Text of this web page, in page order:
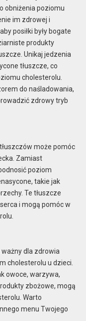
obniżenia poziomu
im zdrowej i
posiłki były bogate
produkty
Unikaj jedzenia
tłuszcze, co
cholesterolu.
do naśladowania,
zdrowy tryb
może pomóc
Zamiast
poziom
takie jak
Te tłuszcze
i mogą pomóc w
dla zdrowia
cholesterolu u dzieci.
owoce, warzywa,
zbożowe, mogą
Warto
menu Twojego